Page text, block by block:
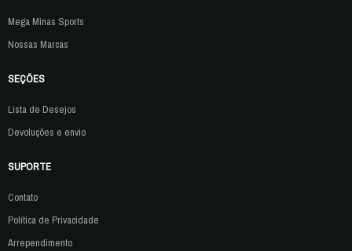
Mega Minas Sports
Nossas Marcas
SEÇÕES
Lista de Desejos
Devoluções e envio
SUPORTE
Contato
Política de Privacidade
Arrependimento